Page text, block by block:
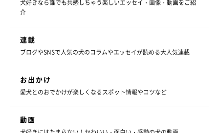
犬好きなら誰でも共感しちゃう楽しいエッセイ・画像・動画をご紹
介
連載
ブログやSNSで人気の犬のコラムやエッセイが読める大人気連載
お出かけ
愛犬とのおでかけが楽しくなるスポット情報やコツなど
動画